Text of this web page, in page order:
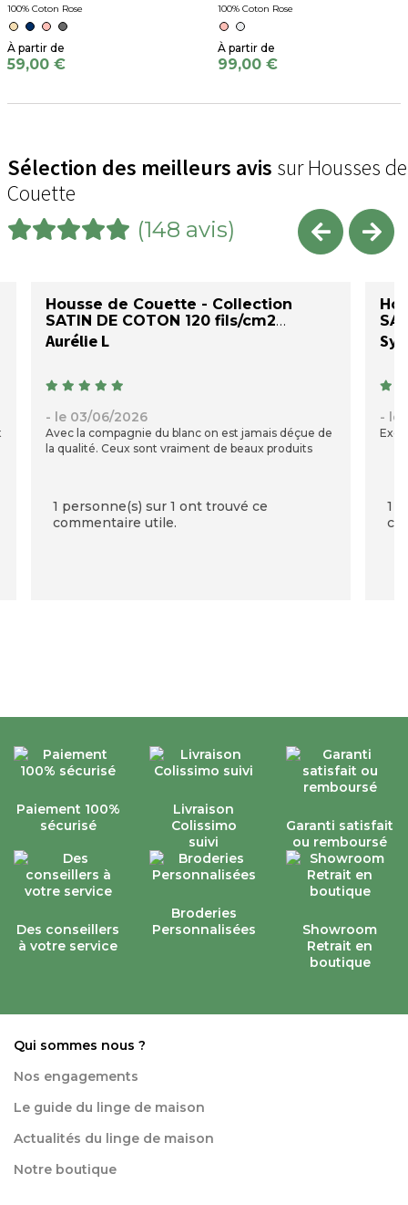
100% Coton Rose
59,00 €
100% Coton Rose
99,00 €
Sélection des meilleurs avis sur Housses de
Couette
(148 avis)
Housse de Couette - Collection
SATIN DE COTON 120 fils/cm2
Aurélie L
- le 03/06/2026
Avec la compagnie du blanc on est jamais déçue de
la qualité. Ceux sont vraiment de beaux produits
1 personne(s) sur 1 ont trouvé ce
commentaire utile.
- le
1
Paiement 100%
sécurisé
Livraison
Colissimo
suivi
Garanti satisfait
ou remboursé
Des conseillers
à votre service
Broderies
Personnalisées
Showroom
Retrait en
boutique
Qui sommes nous ?
Nos engagements
Le guide du linge de maison
Actualités du linge de maison
Notre boutique